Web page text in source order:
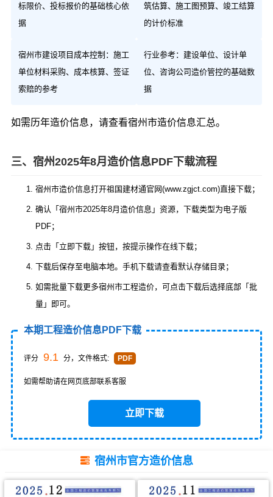
标限价、投标报价的基础核心依
据
筑估算、施工图预算、竣工结算
的计价标准
宿州市建设项目成本控制：施工
单位材料采购、成本核算、签证
索赔的参考
行业参考：建设单位、设计单
位、咨询公司造价管控的基础数
据
如需历年造价信息，请查看宿州市造价信息汇总。
三、宿州2025年8月造价信息PDF下载流程
宿州市造价信息打开祖国建材通官网(www.zgjct.com)直接下载；
确认「宿州市2025年8月造价信息」资源，下载类型为电子版
PDF；
点击「立即下载」按钮，按提示操作在线下载；
下载后保存至电脑本地。手机下载请查看默认存储目录；
如需批量下载更多宿州市工程造价，可点击下载后选择底部「批
量」即可。
本期工程造价信息PDF下载
评分 9.1 分，文件格式: PDF
如需帮助请在网页底部联系客服
立即下载
宿州市官方造价信息